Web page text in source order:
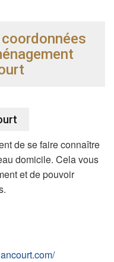
de se faire connaître
domicile. Cela vous
et de pouvoir